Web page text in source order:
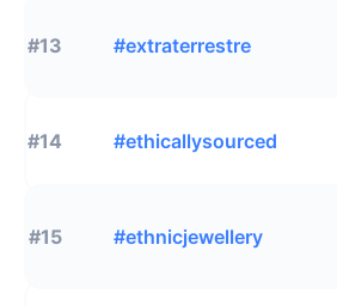
#13 #extraterrestre
#14 #ethicallysourced
#15 #ethnicjewellery